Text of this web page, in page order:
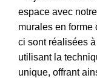
espace avec
murales en forme
ci sont réalisées
utilisant la
unique, offrant